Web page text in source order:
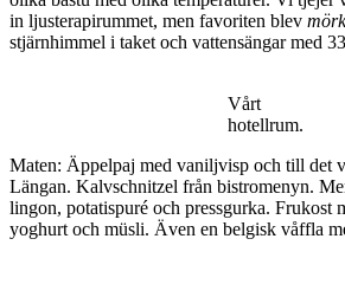
in ljusterapirummet, men favoriten blev
stjärnhimmel i taket och vattensängar med
Vårt
hotellrum.
Maten: Äppelpaj med vaniljvisp och till det
Längan. Kalvschnitzel från bistromenyn.
lingon, potatispuré och pressgurka. Frukost
yoghurt och müsli. Även en belgisk våffla